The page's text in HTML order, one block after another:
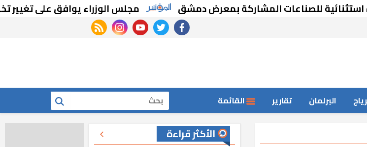
للصناعات المشاركة بمعرض دمشق مجلس الوزراء يوافق على تغيير
facebook
twitter
youtube
instagram
rss feed
البرلمان تقارير القائمة بحث
الأكثر قراءة